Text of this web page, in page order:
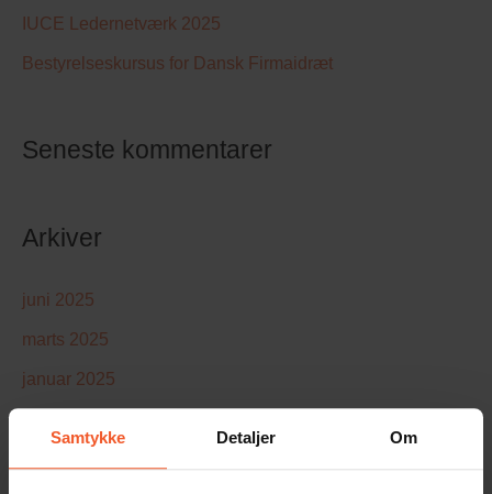
Samtykke Detaljer Om
IUCE Ledernetværk 2025
Bestyrelseskursus for Dansk Firmaidræt
Seneste kommentarer
Arkiver
juni 2025
marts 2025
januar 2025